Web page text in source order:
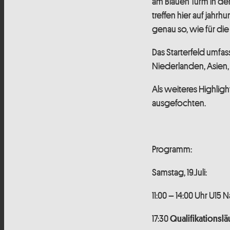
treffen hier auf
genau so, wie für
Das Starterfeld
Niederlanden,
Als weiteres
ausgefochten.
Programm:
Samstag, 19.Juli:
11:00 – 14:00 Uhr
17:30